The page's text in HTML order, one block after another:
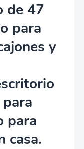
de 47
para
y
para
casa.